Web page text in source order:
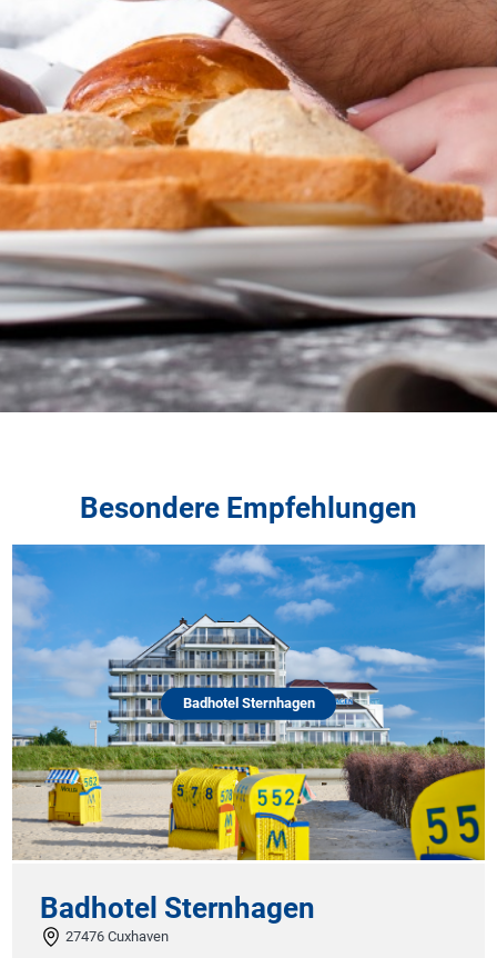
Besondere Empfehlungen
Badhotel Sternhagen
Badhotel Sternhagen
27476 Cuxhaven